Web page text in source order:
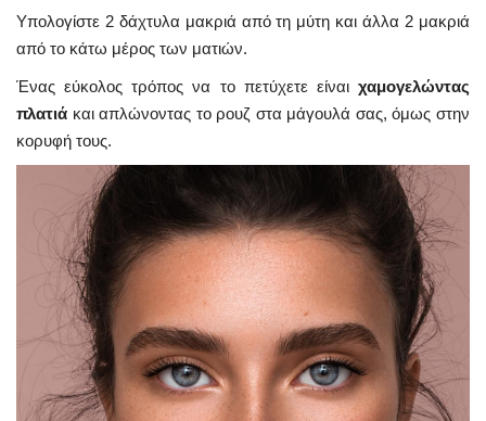
Υπολογίστε 2 δάχτυλα μακριά από τη μύτη και άλλα 2 μακριά
από το κάτω μέρος των ματιών.
Ένας εύκολος τρόπος να το πετύχετε είναι χαμογελώντας
πλατιά και απλώνοντας το ρουζ στα μάγουλά σας, όμως στην
κορυφή τους.